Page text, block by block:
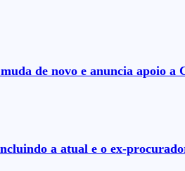
de novo e anuncia apoio a
a atual e o ex-